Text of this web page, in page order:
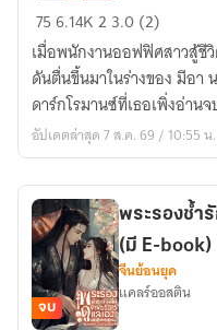
นาง
ร้าย
ตัวประกอบ
คน
นี้
ขอ
พระเอก
มาเฟีย
756.14K2 3.0 (2)
เมื่อพนักงานออฟฟิศสาวสู้ชี
ดันตื่นขึ้นมาในร่างของ มีอา
ดาร์กโรมานซ์ที่เธอเพิ่งอ่านจ
อัปเดตล่าสุด 7 ส.ค. 69 / 10:55 น.
จบ
พระรองช้ำ
(มี E-book)
จีนย้อนยุค
แคลร์ออสติน